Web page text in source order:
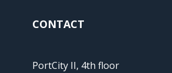
CONTACT
PortCity II, 4th floor